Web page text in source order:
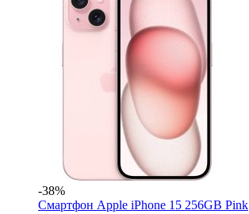
-38%
Смартфон Apple iPhone 15 256GB Pink